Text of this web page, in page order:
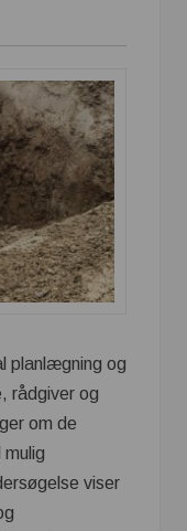
planlægning og
rådgiver og
om de
viser